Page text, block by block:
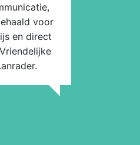
voor
en direct